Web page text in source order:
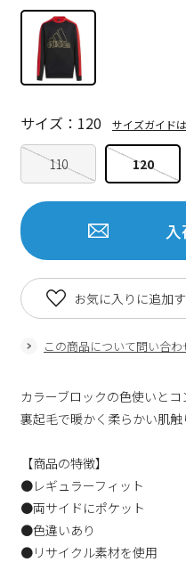
110 120
サイズ：120 サイズガイド
この商品について問い合わ
お気に入りに追加
カラーブロックの色使いとコ
裏起毛で暖かく柔らかい肌触
【商品の特徴】
●レギュラーフィット
●両サイドにポケット
●色違いあり
●リサイクル素材を使用